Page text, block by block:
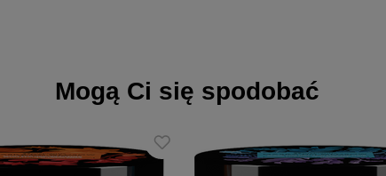
Mogą Ci się spodobać